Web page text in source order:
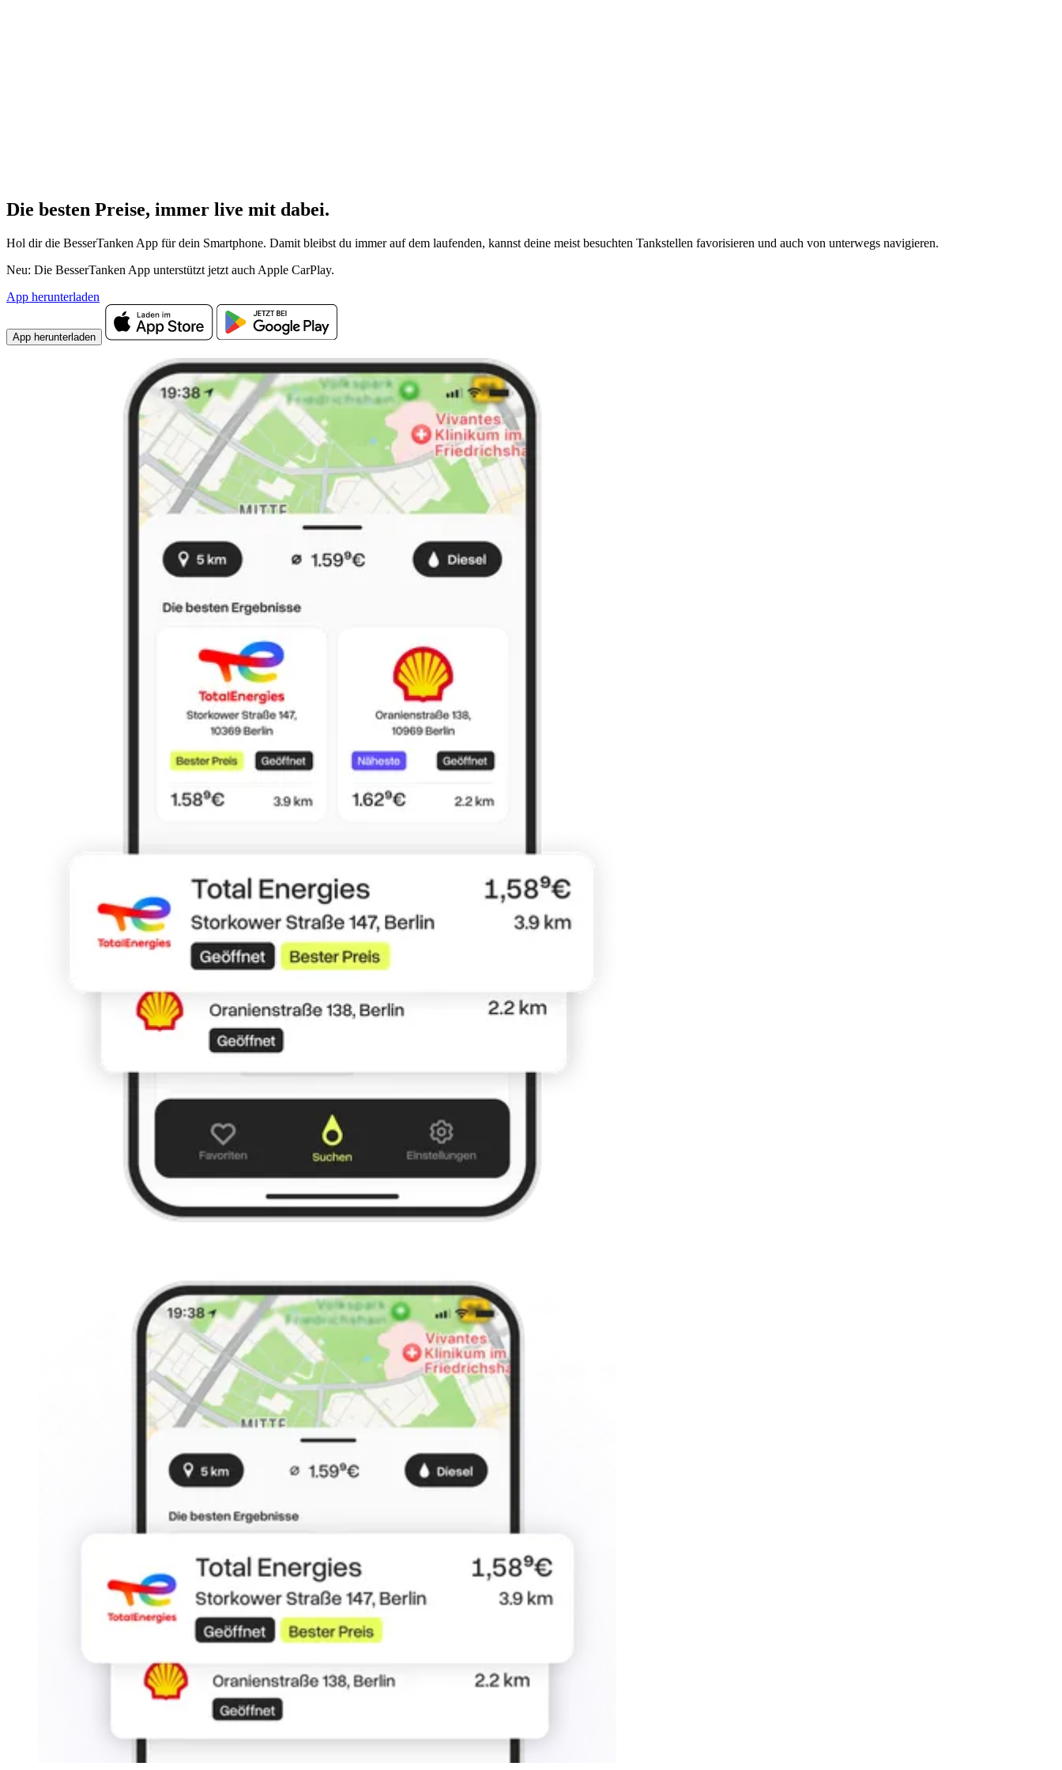
Die besten Preise, immer live mit dabei.
Hol dir die BesserTanken App für dein Smartphone. Damit bleibst du immer auf dem laufenden, kannst deine meist besuchten Tankstellen favorisieren und auch von unterwegs navigieren.
Neu: Die BesserTanken App unterstützt jetzt auch Apple CarPlay.
App herunterladen
App herunterladen